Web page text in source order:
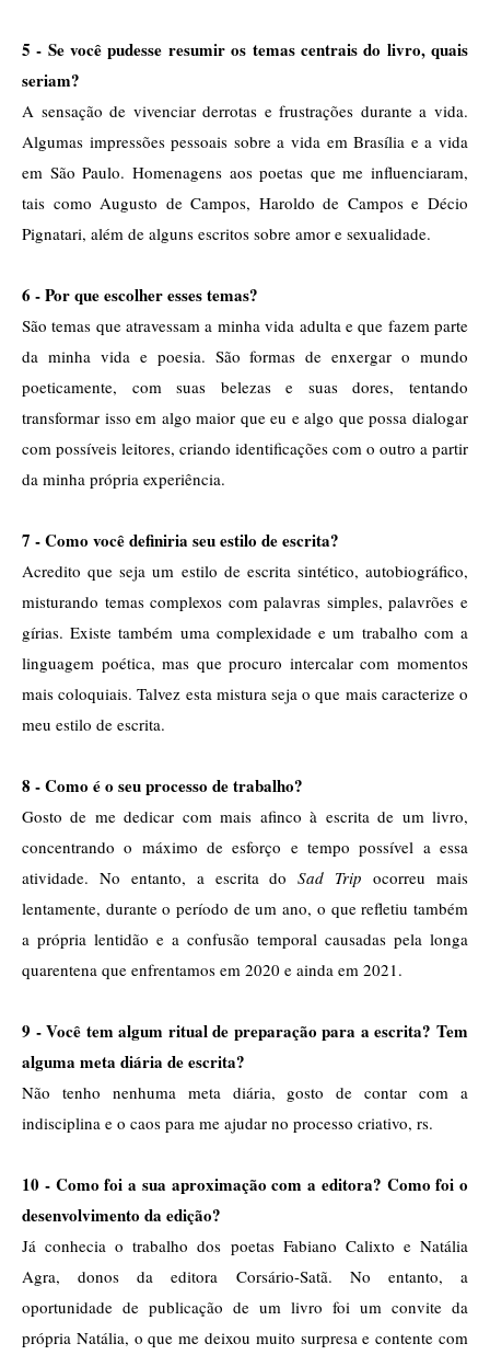
5 - Se você pudesse resumir os temas centrais do livro, quais
seriam?
A sensação de vivenciar derrotas e frustrações durante a vida.
Algumas impressões pessoais sobre a vida em Brasília e a vida
em São Paulo. Homenagens aos poetas que me influenciaram,
tais como Augusto de Campos, Haroldo de Campos e Décio
Pignatari, além de alguns escritos sobre amor e sexualidade.
6 - Por que escolher esses temas?
São temas que atravessam a minha vida adulta e que fazem parte
da minha vida e poesia. São formas de enxergar o mundo
poeticamente, com suas belezas e suas dores, tentando
transformar isso em algo maior que eu e algo que possa dialogar
com possíveis leitores, criando identificações com o outro a partir
da minha própria experiência.
7 - Como você definiria seu estilo de escrita?
Acredito que seja um estilo de escrita sintético, autobiográfico,
misturando temas complexos com palavras simples, palavrões e
gírias. Existe também uma complexidade e um trabalho com a
linguagem poética, mas que procuro intercalar com momentos
mais coloquiais. Talvez esta mistura seja o que mais caracterize o
meu estilo de escrita.
8 - Como é o seu processo de trabalho?
Gosto de me dedicar com mais afinco à escrita de um livro,
concentrando o máximo de esforço e tempo possível a essa
atividade. No entanto, a escrita do Sad Trip ocorreu mais
lentamente, durante o período de um ano, o que refletiu também
a própria lentidão e a confusão temporal causadas pela longa
quarentena que enfrentamos em 2020 e ainda em 2021.
9 - Você tem algum ritual de preparação para a escrita? Tem
alguma meta diária de escrita?
Não tenho nenhuma meta diária, gosto de contar com a
indisciplina e o caos para me ajudar no processo criativo, rs.
10 - Como foi a sua aproximação com a editora? Como foi o
desenvolvimento da edição?
Já conhecia o trabalho dos poetas Fabiano Calixto e Natália
Agra, donos da editora Corsário-Satã. No entanto, a
oportunidade de publicação de um livro foi um convite da
própria Natália, o que me deixou muito surpresa e contente com